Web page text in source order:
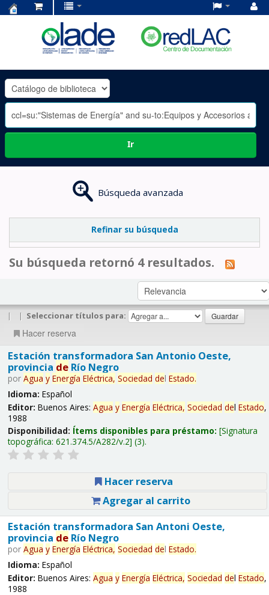
OLADE
-
Ir
Búsqueda avanzada
Refinar su búsqueda
Su búsqueda retornó 4 resultados.
| | Seleccionar títulos para:
Hacer reserva
Estación transformadora San Antonio Oeste,
provincia deRío Negro
por Agua y Energía Eléctrica, Sociedad del Estado.
Idioma: Español
Editor: Buenos Aires: Agua y Energía Eléctrica, Sociedad del Estado,
1988
Disponibilidad: Ítems disponibles para préstamo: Signatura
topográfica: 621.374.5/A282/v.2 (3).
Hacer reserva
Agregar al carrito
Estación transformadora San Antoni Oeste,
provincia deRío Negro
por Agua y Energía Eléctrica, Sociedad del Estado.
Idioma: Español
Editor: Buenos Aires: Agua y Energía Eléctrica, Sociedad del Estado,
1988